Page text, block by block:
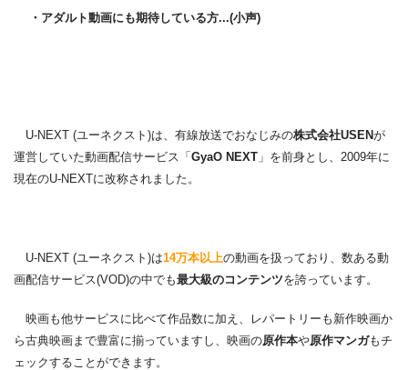
・アダルト動画にも期待している方...(小声)
U-NEXT (ユーネクスト)は、有線放送でおなじみの株式会社USENが
運営していた動画配信サービス「 GyaO NEXT 」を前身とし、2009年に
現在のU-NEXTに改称されました。
U-NEXT (ユーネクスト)は14万本以上の動画を扱っており、数ある動
画配信サービス(VOD)の中でも最大級のコンテンツを誇っています。
映画も他サービスに比べて作品数に加え、レパートリーも新作映画か
ら古典映画まで豊富に揃っていますし、映画の原作本や原作マンガもチ
ェックすることができます。